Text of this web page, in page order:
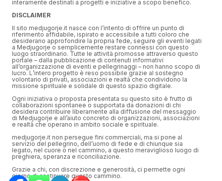
interamente destinati a progetti e iniziative a scopo benefico.
DISCLAIMER
Il sito medjugorje.it nasce con l’intento di offrire un punto di
riferimento affidabile, ispirato e accessibile a tutti coloro che
desiderano approfondire la propria fede, seguire gli eventi legati
a Medjugorje o semplicemente restare connessi con questo
luogo straordinario. Tutte le attività promosse attraverso questo
portale – dalla pubblicazione di contenuti informativi
all’organizzazione di eventi e pellegrinaggi – non hanno scopo di
lucro. L’intero progetto è reso possibile grazie al sostegno
volontario di privati, associazioni e realtà che condividono la
missione spirituale e solidale di questo spazio digitale.
Ogni iniziativa o proposta presentata su questo sito è frutto di
collaborazioni spontanee o supportata da donazioni di chi
desidera contribuire liberamente alla diffusione del messaggio
di Medjugorje e all’aiuto concreto di organizzazioni, associazioni
e realtà che operano in ambito sociale e spirituale.
medjugorje.it non persegue fini commerciali, ma si pone al
servizio del pellegrino, dell’uomo di fede e di chiunque sia
legato, nel cuore o nel cammino, a questo meraviglioso luogo di
preghiera, speranza e riconciliazione.
Grazie a chi, con discrezione e generosità, ci permette ogni
giorno di continuare questo cammino.